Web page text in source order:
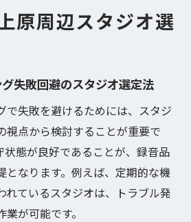
原周辺スタジオ選
失敗回避のスタジオ選定法
で失敗を避けるためには、スタジ
視点から検討することが重要で
状態が良好であることが、録音品
となります。例えば、定期的な機
れているスタジオは、トラブル発
が可能です。